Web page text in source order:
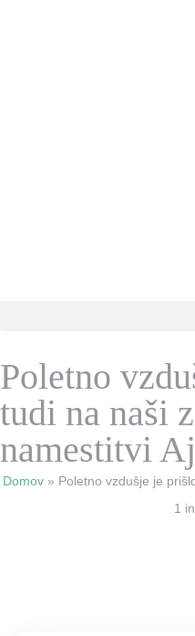
Poletno
tudi na naši
namestitvi
Domov » Poletno vzdušje je
1